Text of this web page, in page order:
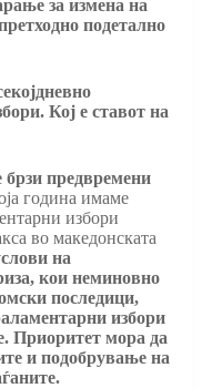
за измена на
подетално
Кој е ставот на
предвремени
година имаме
избори
во македонската
на
кои неминовно
последици,
избори
Приоритет мора да
и подобрување на